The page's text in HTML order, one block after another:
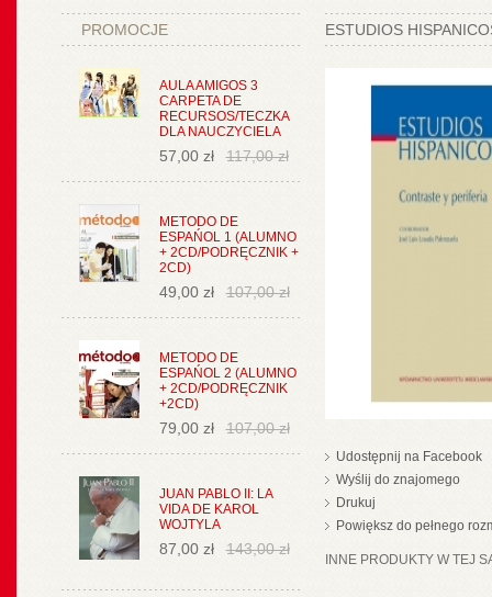
PROMOCJE
AULA AMIGOS 3
CARPETA DE
RECURSOS/TECZKA
DLA NAUCZYCIELA
57,00 zł 117,00 zł
METODO DE
ESPAŃOL 1 (ALUMNO
+ 2CD/PODRĘCZNIK +
2CD)
49,00 zł 107,00 zł
METODO DE
ESPAŃOL 2 (ALUMNO
+ 2CD/PODRĘCZNIK
+2CD)
79,00 zł 107,00 zł
JUAN PABLO II: LA
VIDA DE KAROL
WOJTYLA
87,00 zł 143,00 zł
ESTUDIOS
Udostępnij na Facebook
Wyślij do znajomego
Drukuj
Powiększ do pełnego
INNE PRODUKTY W TEJ